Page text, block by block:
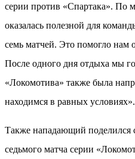
серии против «Спартака». По
оказалась полезной для
семь матчей. Это помогло нам
После одного дня отдыха мы
«Локомотива» также была
находимся в равных условиях».
Также нападающий поделился
седьмого матча серии